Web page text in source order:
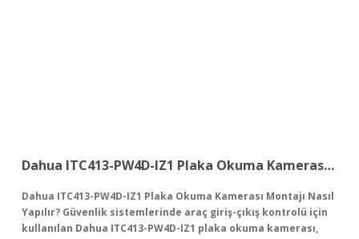
Dahua ITC413-PW4D-IZ1 Plaka Okuma Kamerası Montajı Nasıl Yapılır?
Dahua ITC413-PW4D-IZ1 Plaka Okuma Kamerası Montajı Nasıl
Yapılır? Güvenlik sistemlerinde araç giriş-çıkış kontrolü için
kullanılan Dahua ITC413-PW4D-IZ1 plaka okuma kamerası,